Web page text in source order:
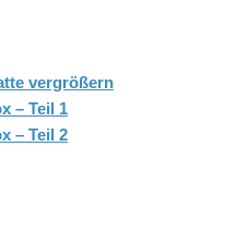
vergrößern
– Teil 1
– Teil 2